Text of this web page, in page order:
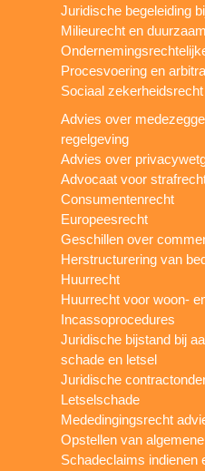
Juridische begeleiding
Milieurecht en
Procesvoering en
Sociaal zekerheidsrecht
Advies over
regelgeving
Advies over
Advocaat voor
Consumentenrecht
Europeesrecht
Geschillen over
Herstructurering van
Huurrecht
Huurrecht voor woon-
Incassoprocedures
Juridische bijstand bij
schade en letsel
Juridische
Letselschade
Mededingingsrecht
Opstellen van
Schadeclaims indienen